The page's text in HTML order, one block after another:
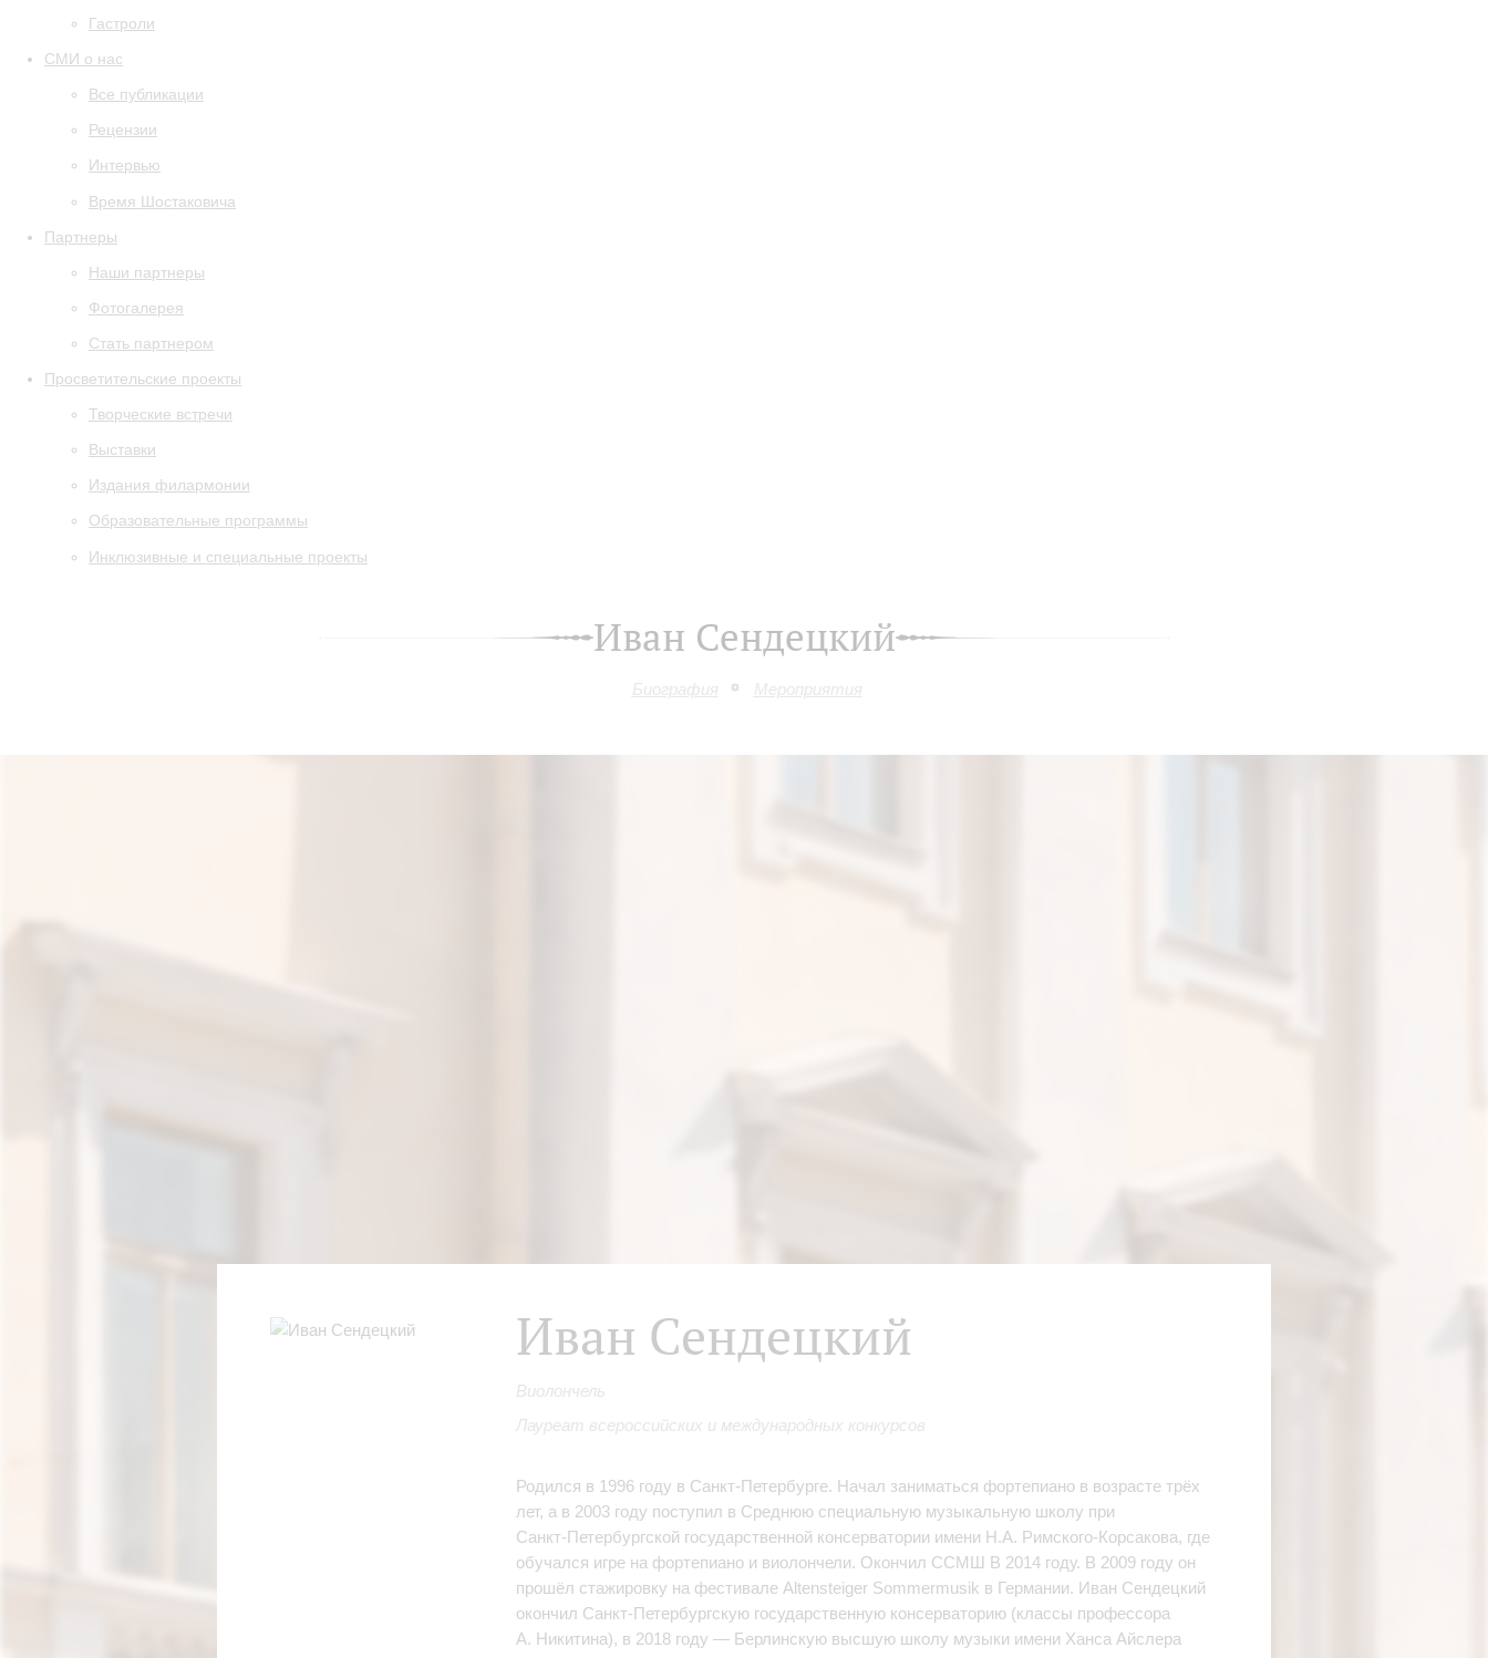
Гастроли
СМИ о нас
Все публикации
Рецензии
Интервью
Время Шостаковича
Партнеры
Наши партнеры
Фотогалерея
Стать партнером
Просветительские проекты
Творческие встречи
Выставки
Издания филармонии
Образовательные программы
Инклюзивные и специальные проекты
Иван Сендецкий
Биография Мероприятия
Иван Сендецкий
Виолончель
Лауреат всероссийских и международных конкурсов
Родился в 1996 году в Санкт-Петербурге. Начал заниматься фортепиано в возрасте трёх
лет, а в 2003 году поступил в Среднюю специальную музыкальную школу при
Санкт‑Петербургской государственной консерватории имени Н.А. Римского‑Корсакова, где
обучался игре на фортепиано и виолончели. Окончил ССМШ В 2014 году. В 2009 году он
прошёл стажировку на фестивале Altensteiger Sommermusik в Германии. Иван Сендецкий
окончил Санкт-Петербургскую государственную консерваторию (классы профессора
А. Никитина), в 2018 году — Берлинскую высшую школу музыки имени Ханса Айслера